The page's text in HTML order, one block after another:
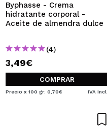
Byphasse - Crema
hidratante corporal -
Aceite de almendra dulce
(4)
3,49€
COMPRAR
Precio x 100 gr: 0,70€ IVA Incl.